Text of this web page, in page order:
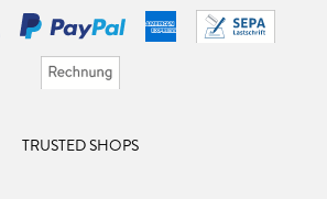
TRUSTED SHOPS